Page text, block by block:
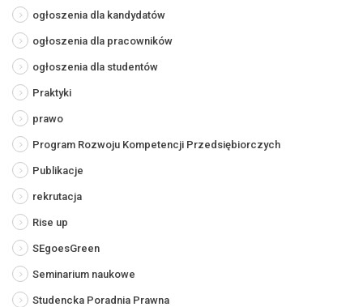
ogłoszenia dla kandydatów
ogłoszenia dla pracowników
ogłoszenia dla studentów
Praktyki
prawo
Program Rozwoju Kompetencji Przedsiębiorczych
Publikacje
rekrutacja
Rise up
SEgoesGreen
Seminarium naukowe
Studencka Poradnia Prawna